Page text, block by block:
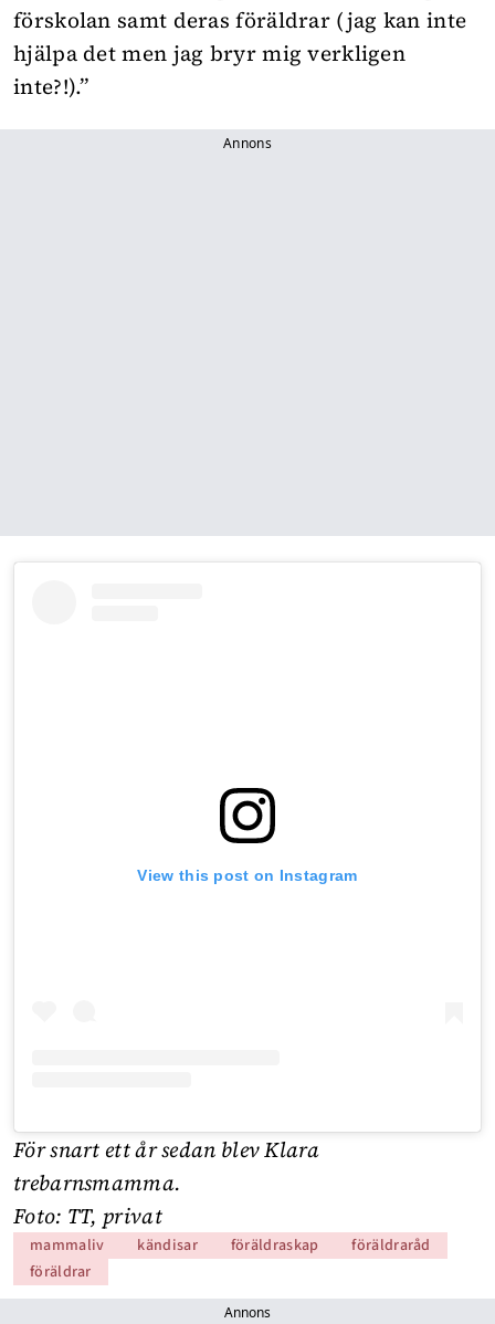
förskolan samt deras föräldrar (jag kan inte
hjälpa det men jag bryr mig verkligen
inte?!).”
Annons
View this post on Instagram
För snart ett år sedan blev Klara
trebarnsmamma.
Foto: TT, privat
mammaliv kändisar föräldraskap
föräldraråd
föräldrar
Annons